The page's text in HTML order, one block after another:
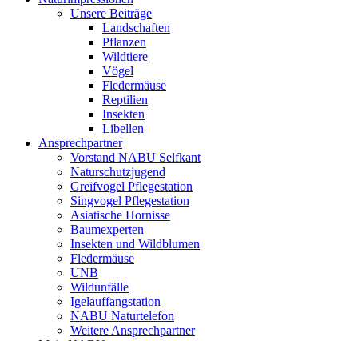
Unsere Beiträge
Landschaften
Pflanzen
Wildtiere
Vögel
Fledermäuse
Reptilien
Insekten
Libellen
Ansprechpartner
Vorstand NABU Selfkant
Naturschutzjugend
Greifvogel Pflegestation
Singvogel Pflegestation
Asiatische Hornisse
Baumexperten
Insekten und Wildblumen
Fledermäuse
UNB
Wildunfälle
Igelauffangstation
NABU Naturtelefon
Weitere Ansprechpartner